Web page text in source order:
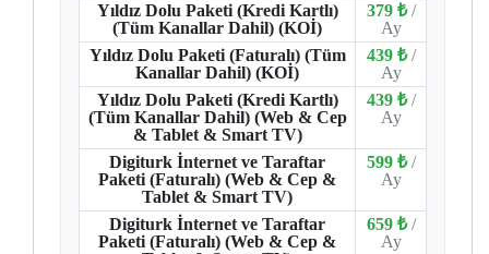
Yıldız Dolu Paketi (Kredi Kartlı)
(Tüm Kanallar Dahil) (KOİ)
379 ₺ /
Ay
Yıldız Dolu Paketi (Faturalı) (Tüm
Kanallar Dahil) (KOİ)
439 ₺ /
Ay
Yıldız Dolu Paketi (Kredi Kartlı)
(Tüm Kanallar Dahil) (Web & Cep
& Tablet & Smart TV)
439 ₺ /
Ay
Digiturk İnternet ve Taraftar
Paketi (Faturalı) (Web & Cep &
Tablet & Smart TV)
599 ₺ /
Ay
Digiturk İnternet ve Taraftar
Paketi (Faturalı) (Web & Cep &
659 ₺ /
Ay